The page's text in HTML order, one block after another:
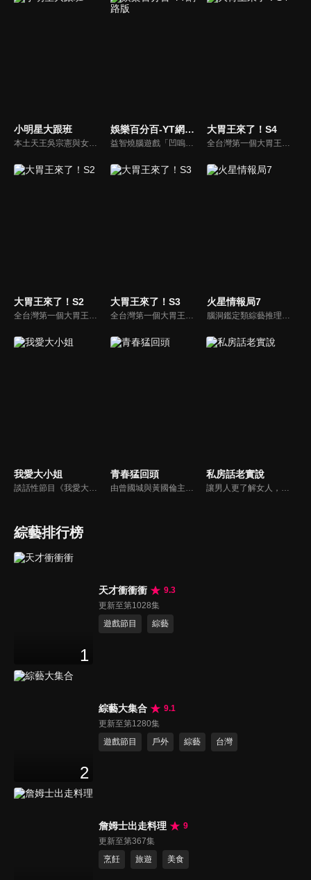
小明星大跟班
本土天王吳宗憲與女兒吳姍儒（Sandy）搭檔主持，每集邀請來賓暢談演藝圈大小事，父女檔聯手笑果十足，老梗搭上新世代，最新組合強勢登場！
娛樂百分百-YT網路版
益智燒腦遊戲「凹嗚狼人殺」激發你的邏輯推理能力，偶像巨星雲集，全球娛樂資訊，一手掌握不脫節！2025全新升級改版，盡在《娛樂百分百-YT網路版》！
大胃王來了！S4
全台灣第一個大胃王美食節目，由主持人帶領大胃王們及名人來賓吃遍台灣美食，每趟旅程都有不同的美食主題以及遊戲互動，並藉由大胃王幸福地享用，讓觀眾深刻了解台灣美食文化的豐富特色！
大胃王來了！S2
全台灣第一個大胃王美食節目，由主持人帶領大胃王們及名人來賓吃遍台灣美食，每趟旅程都有不同的美食主題以及遊戲互動，並藉由大胃王幸福地享用，讓觀眾深刻了解台灣美食文化的豐富特色！
大胃王來了！S3
全台灣第一個大胃王美食節目，由主持人帶領大胃王們及名人來賓吃遍台灣美食，每趟旅程都有不同的美食主題以及遊戲互動，並藉由大胃王幸福地享用，讓觀眾深刻了解台灣美食文化的豐富特色！
火星情報局7
腦洞鑑定類綜藝推理脫口秀，陣容為薛之謙、大張偉、楊迪、劉維、黃子弘凡、黃聖依、龐博等…節目圍繞著當下熱梗熱點、觀眾的興趣點、共鳴點展開故事；火星特工廣發英雄帖正面對撞，迎戰近年最出圈、最有趣、最敢說的廠牌大咖們。真金不怕火煉！一場席卷全網的廠牌巔峰之戰即將展開！
我愛大小姐
談話性節目《我愛大小姐》是由吳淡如、林慧萍主持的一檔談話性節目，講訴女人間的那些事。
青春猛回頭
由曾國城與黃國倫主持，節目中邀請20位20歲以下青少年組成青春團，另一邊則為年紀相較成熟的藝人來賓為不老團，每集分別就一件青少年必定遇見的事件討論，看兩個不同年代的人們，所擁有的不同看法與立場。帶領讓觀眾一起回到那些年的青春歲月！
私房話老實說
讓男人更了解女人，女人更了解自己 ，揭密女性私房話，讓療癒專家教你更愛自己！由于美人和納豆攜手主持，更多你想知道的女性私密話題都在《私房話老實說》。
綜藝排行榜
1
天才衝衝衝
9.3
更新至第1028集
遊戲節目
綜藝
2
綜藝大集合
9.1
更新至第1280集
遊戲節目
戶外 綜藝 台灣
詹姆士出走料理
9
更新至第367集
烹飪
旅遊 美食